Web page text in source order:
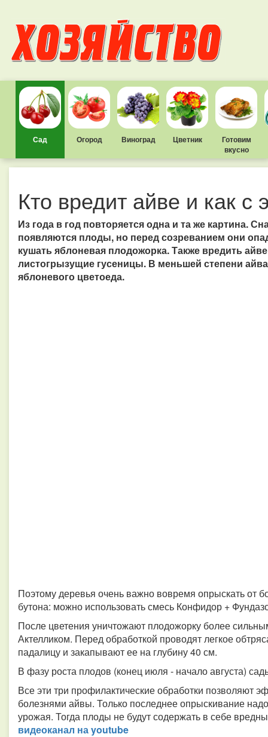
Сад Огород Виноград Цветник
Готовим
вкусно
Кто вредит айве и как с
Из года в год повторяется одна и та же картина.
появляются плоды, но перед созреванием они
кушать яблоневая плодожорка. Также вредить
листогрызущие гусеницы. В меньшей степени
яблоневого цветоеда.
Поэтому деревья очень важно вовремя опрыскать от
бутона: можно использовать смесь Конфидор +
После цветения уничтожают плодожорку более
Актелликом. Перед обработкой проводят легкое
падалицу и закапывают ее на глубину 40 см.
В фазу роста плодов (конец июля - начало августа)
Все эти три профилактические обработки позволяют
болезнями айвы. Только последнее опрыскивание
урожая. Тогда плоды не будут содержать в себе
видео­канал на youtube